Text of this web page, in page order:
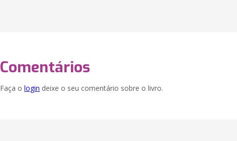
Comentários
Faça o login deixe o seu comentário sobre o livro.